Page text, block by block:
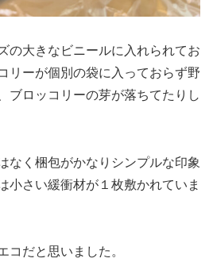
の大きなビニールに入れられてお
リーが個別の袋に入っておらず野
ブロッコリーの芽が落ちてたりし
なく梱包がかなりシンプルな印象
小さい緩衝材が１枚敷かれていま
コだと思いました。